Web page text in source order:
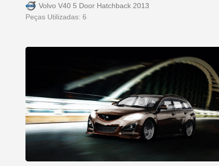
Volvo V40 5 Door Hatchback 2013
Peças Utilizadas: 6